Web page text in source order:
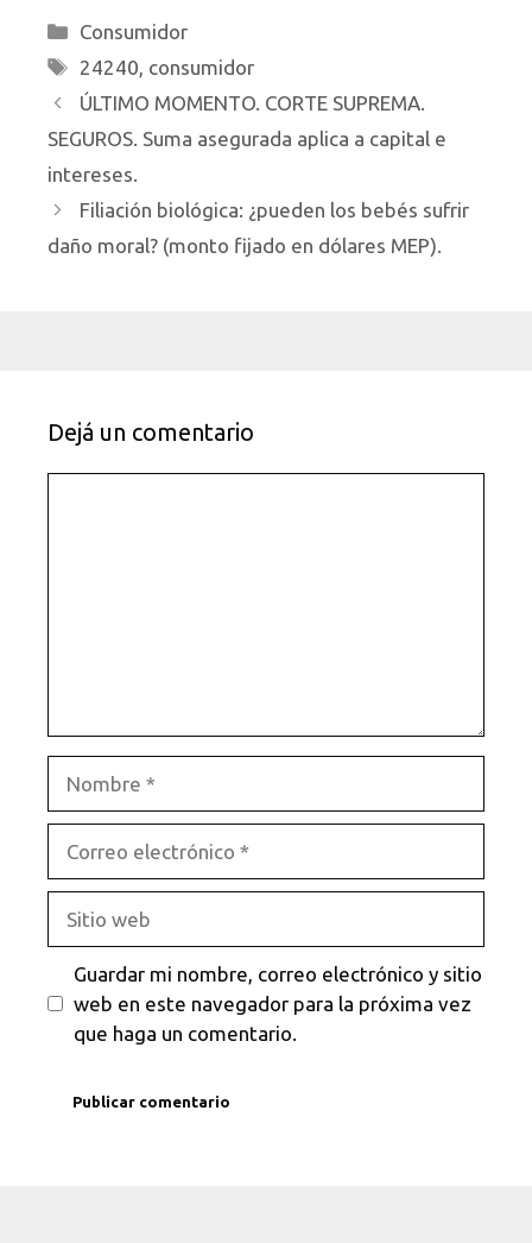
Categorías
Consumidor
Etiquetas
24240 consumidor
ÚLTIMO MOMENTO. CORTE SUPREMA.
SEGUROS. Suma asegurada aplica a capital e
intereses.
Filiación biológica: ¿pueden los bebés sufrir
daño moral? (monto fijado en dólares MEP).
Dejá un comentario
electrónico
web
Guardar mi nombre, correo electrónico y sitio
web en este navegador para la próxima vez
que haga un comentario.